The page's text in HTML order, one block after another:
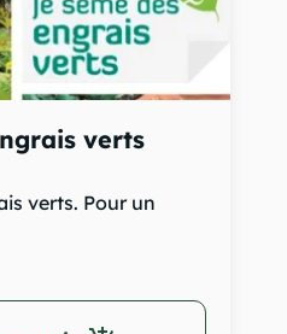
verts
verts. Pour un